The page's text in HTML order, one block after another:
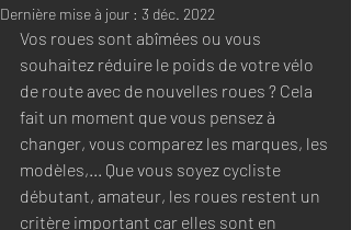
Dernière mise à jour : 3 déc. 2022
Vos roues sont abîmées ou vous
souhaitez réduire le poids de votre vélo
de route avec de nouvelles roues ? Cela
fait un moment que vous pensez à
changer, vous comparez les marques, les
modèles,... Que vous soyez cycliste
débutant, amateur, les roues restent un
critère important car elles sont en